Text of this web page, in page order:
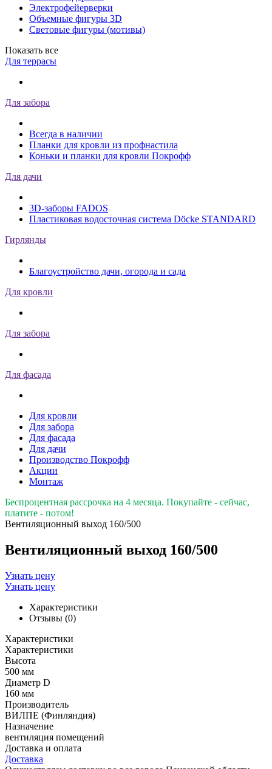
Электрофейерверки
Объемные фигуры 3D
Световые фигуры (мотивы)
Показать все
Для террасы
Для забора
Всегда в наличии
Планки для кровли из профнастила
Коньки и планки для кровли Покрофф
Для дачи
3D-заборы FADOS
Пластиковая водосточная система Döcke STANDARD
Гирлянды
Благоустройство дачи, огорода и сада
Для кровли
Для забора
Для фасада
Для кровли
Для забора
Для фасада
Для дачи
Производство Покрофф
Акции
Монтаж
Беспроцентная рассрочка на 4 месяца. Покупайте - сейчас,
платите - потом!
Вентиляционный выход 160/500
Вентиляционный выход 160/500
Узнать цену
Узнать цену
Характеристики
Отзывы (0)
Характеристики
Характеристики
Высота
500 мм
Диаметр D
160 мм
Производитель
ВИЛПЕ (Финляндия)
Назначение
вентиляция помещений
Доставка и оплата
Доставка